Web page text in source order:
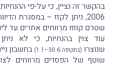
בהקשר זה נציין, כי על-פי
2006, ניתן לקזז – במסגרת
שטרם קוזזו מרֶווחים אחרים עד ליום
עוד צוין בהנחיות, כי לא
שנוצרו (בתקופה 30.6–1.1)
בחשבון
שוטף של הפסדים מרווחים